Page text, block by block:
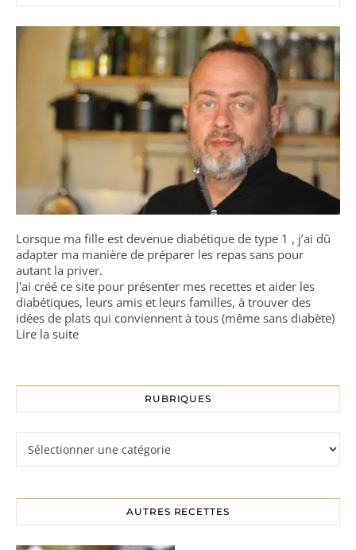
Lorsque ma fille est devenue diabétique de type 1 , j’ai dû
adapter ma manière de préparer les repas sans pour
autant la priver.
J'ai créé ce site pour présenter mes recettes et aider les
diabétiques, leurs amis et leurs familles, à trouver des
idées de plats qui conviennent à tous (même sans diabète)
Lire la suite
RUBRIQUES
AUTRES RECETTES